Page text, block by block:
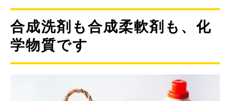
合成洗剤も合成柔軟剤も、化
学物質です